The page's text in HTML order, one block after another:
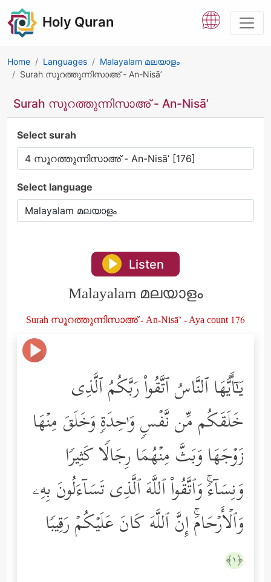
Holy Quran
Home Languages
Malayalam മലയാളം
Surah സൂറത്തുന്നിസാഅ് - An-Nisā’
Surah സൂറത്തുന്നിസാഅ് - An-Nisā’
Select surah
Select language
Listen
Malayalam മലയാളം
Surah സൂറത്തുന്നിസാഅ് - An-Nisā’ - Aya count 176
یَـٰۤأَیُّهَا ٱلنَّاسُ ٱتَّقُواْ رَبَّكُمُ ٱلَّذِی
خَلَقَكُم مِّن نَّفۡسࣲ وَ ٰ⁠حِدَةࣲ وَخَلَقَ مِنۡهَا
زَوۡجَهَا وَبَثَّ مِنۡهُمَا رِجَالࣰا كَثِیرࣰا
وَنِسَاۤءࣰۚ وَٱتَّقُواْ ٱللَّهَ ٱلَّذِی تَسَاۤءَلُونَ بِهِۦ
وَٱلۡأَرۡحَامَۚ إِنَّ ٱللَّهَ كَانَ عَلَیۡكُمۡ رَقِیبࣰا
﴿١﴾